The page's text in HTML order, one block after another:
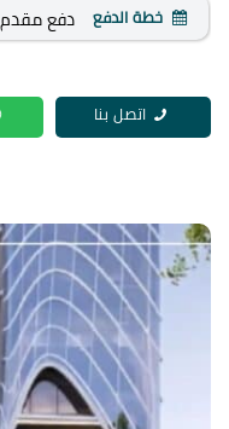
خطة الدفع دفع مقدم 0% وتقسيط المبلغ على 8 سنوات
اتصل بنا